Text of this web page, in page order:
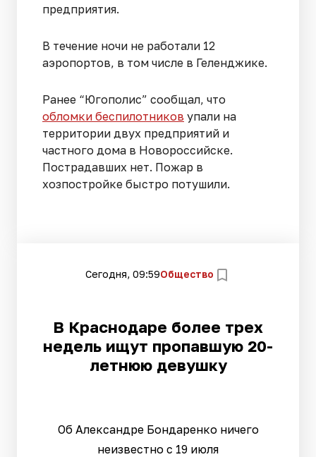
предприятия.
В течение ночи не работали 12
аэропортов, в том числе в Геленджике.
Ранее “Югополис” сообщал, что
обломки беспилотников упали на
территории двух предприятий и
частного дома в Новороссийске.
Пострадавших нет. Пожар в
хозпостройке быстро потушили.
Сегодня, 09:59Общество
В Краснодаре более трех
недель ищут пропавшую 20-
летнюю девушку
Об Александре Бондаренко ничего
неизвестно с 19 июля